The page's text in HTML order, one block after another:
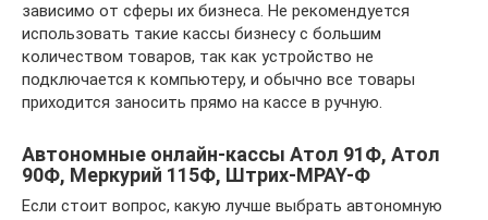
зависимо от сферы их бизнеса. Не рекомендуется
использовать такие кассы бизнесу с большим
количеством товаров, так как устройство не
подключается к компьютеру, и обычно все товары
приходится заносить прямо на кассе в ручную.
Автономные онлайн-кассы Атол 91Ф, Атол
90Ф, Меркурий 115Ф, Штрих-MPAY-Ф
Если стоит вопрос, какую лучше выбрать автономную